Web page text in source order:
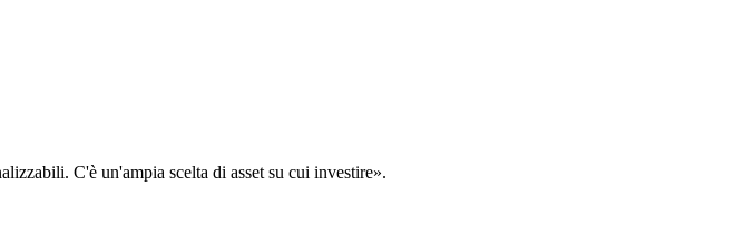
C'è un'ampia scelta di asset su cui investire».